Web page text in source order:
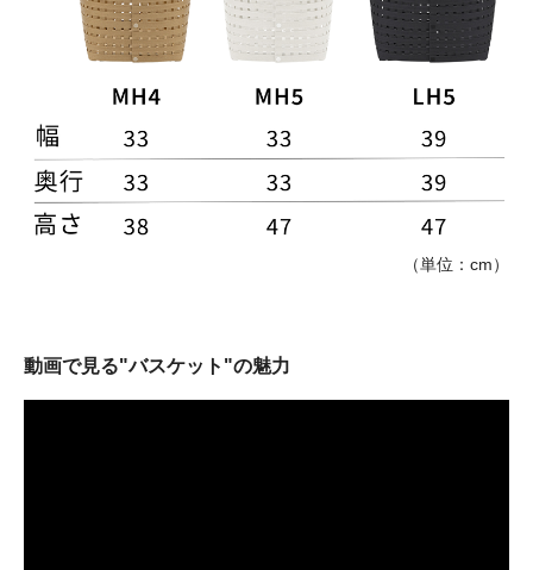
（単位：cm）
動画で見る"バスケット"の魅力